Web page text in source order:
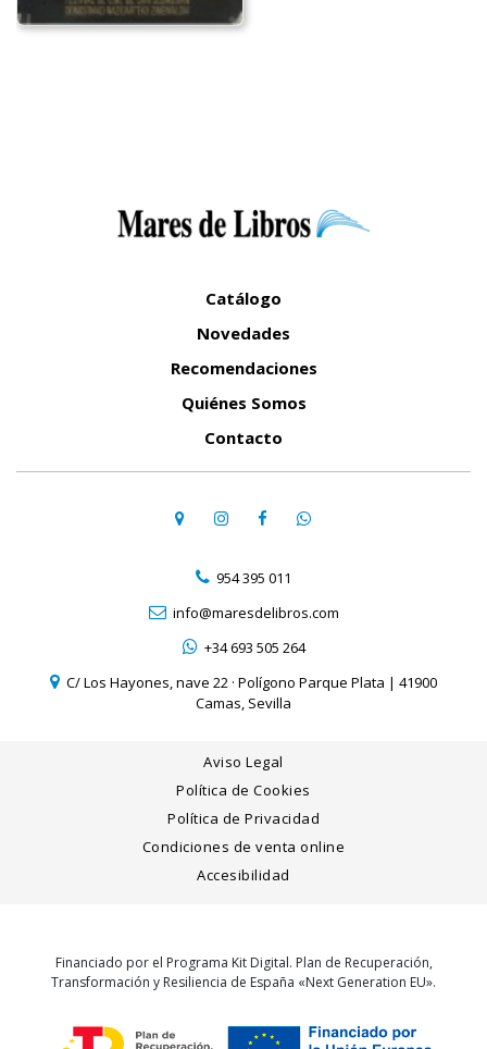
Catálogo
Novedades
Recomendaciones
Quiénes Somos
Contacto
954 395 011
info@maresdelibros.com
+34 693 505 264
C/ Los Hayones, nave 22 · Polígono Parque Plata | 41900
Camas, Sevilla
Aviso Legal
Política de Cookies
Política de Privacidad
Condiciones de venta online
Accesibilidad
Financiado por el Programa Kit Digital. Plan de Recuperación,
Transformación y Resiliencia de España «Next Generation EU».